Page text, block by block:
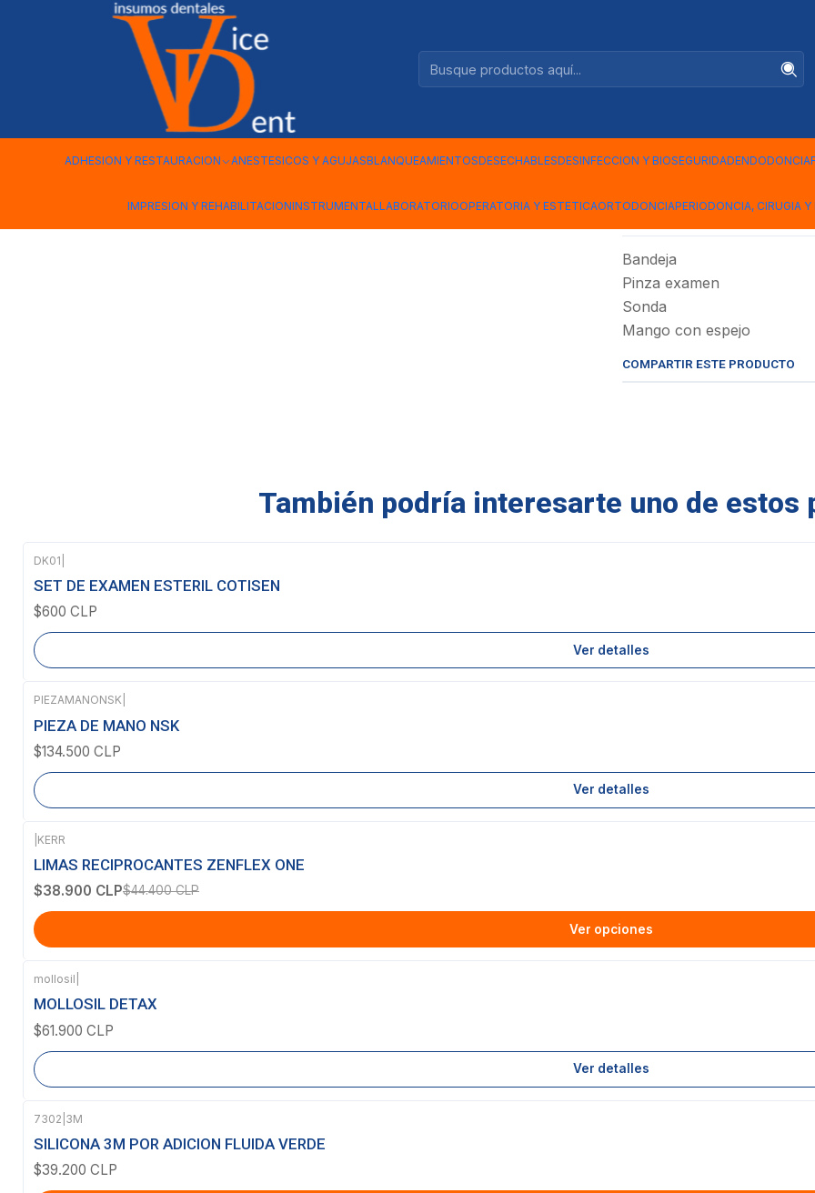
ADHESION Y RESTAURACION ANESTESICOS Y AGUJASBLANQUEAMIENTOSDESECHABLESDESINFECCION Y BIOSEGURIDADENDODONCIA
IMPRESION Y REHABILITACIONINSTRUMENTALLABORATORIOOPERATORIA Y ESTETICAORTODONCIAPERIODONCIA, CIRUGIA Y
INSTRUMENTAL BANDEJA EXAMEN COMPLETA
Bandeja
Pinza examen
Sonda
Mango con espejo
COMPARTIR ESTE PRODUCTO
También podría interesarte uno de estos
Agotado
DK01
SET DE EXAMEN ESTERIL COTISEN
$600 CLP
Ver detalles
Agotado
PIEZAMANONSK
PIEZA DE MANO NSK
$134.500 CLP
Ver detalles
-12%OFF
KERR
LIMAS RECIPROCANTES ZENFLEX ONE
$38.900 CLP$44.400 CLP
Ver opciones
Agotado
mollosil
MOLLOSIL DETAX
$61.900 CLP
Ver detalles
7302 3M
SILICONA 3M POR ADICION FLUIDA VERDE
$39.200 CLP